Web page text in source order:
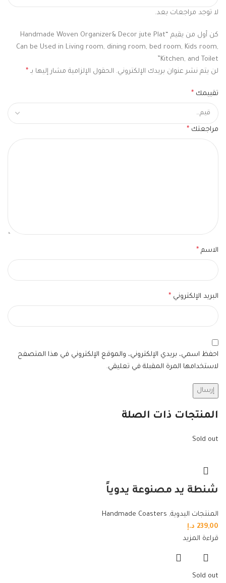
لا توجد مراجعات بعد.
كن أول من يقيم “Handmade Woven Organizer& Decor jute Plat
Can be Used in Living room, dining room, bed room, Kids room,
Kitchen, and Toilet”
لن يتم نشر عنوان بريدك الإلكتروني. الحقول الإلزامية مشار إليها بـ *
تقييمك *
مراجعتك *
الاسم *
البريد الإلكتروني *
احفظ اسمي، بريدي الإلكتروني، والموقع الإلكتروني في هذا المتصفح
لاستخدامها المرة المقبلة في تعليقي.
المنتجات ذات الصلة
Sold out
شنطة يد مصنوعة يدوياً
المنتجات اليدوية,
Handmade Coasters
239,00 د.إ
قراءة المزيد
Sold out